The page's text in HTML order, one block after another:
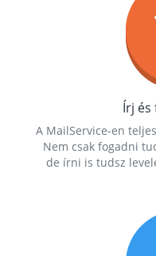
Írj és
A MailService-en
Nem csak fogadni
de írni is tudsz